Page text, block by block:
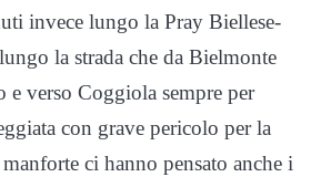
invece lungo la Pray Biellese-
la strada che da Bielmonte
e verso Coggiola sempre per
con grave pericolo per la
ci hanno pensato anche i